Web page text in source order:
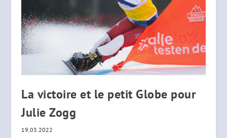
La victoire et le petit Globe pour
Julie Zogg
19.03.2022